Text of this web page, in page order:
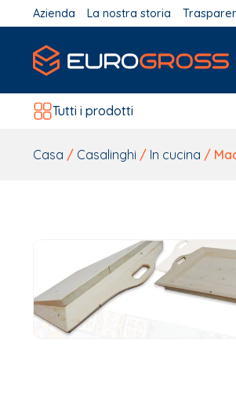
Azienda La nostra storia
Tutti i prodotti
Casa / Casalinghi / In cucina /